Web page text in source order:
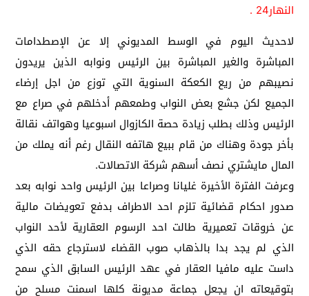
النهار24 .
لاحديث اليوم في الوسط المديوني إلا عن الإصطدامات
المباشرة والغير المباشرة بين الرئيس ونوابه الذين يريدون
نصيبهم من ريع الكعكة السنوية التي توزع من اجل إرضاء
الجميع لكن جشع بعض النواب وطمعهم أدخلهم في صراع مع
الرئيس وذلك بطلب زيادة حصة الكازوال اسبوعيا وهواتف نقالة
بأخر جودة وهناك من قام ببيع هاتفه النقال رغم أنه يملك من
المال مايشتري نصف أسهم شركة الاتصالات.
وعرفت الفترة الأخيرة غليانا وصراعا بين الرئيس واحد نوابه بعد
صدور احكام قضائية تلزم احد الاطراف بدفع تعويضات مالية
عن خروقات تعميرية طالت احد الرسوم العقارية لأحد النواب
الذي لم يجد بدا بالذهاب صوب القضاء لاسترجاع حقه الذي
داست عليه مافيا العقار في عهد الرئيس السابق الذي سمح
بتوقيعاته ان يجعل جماعة مديونة كلها اسمنت مسلح من